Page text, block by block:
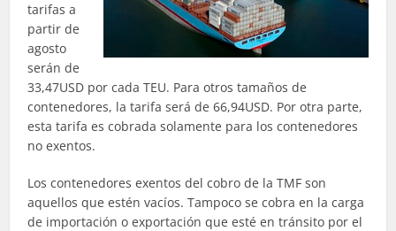
tarifas a
partir de
agosto
serán de
33,47USD por cada TEU. Para otros tamaños de
contenedores, la tarifa será de 66,94USD. Por otra parte,
esta tarifa es cobrada solamente para los contenedores
no exentos.
Los contenedores exentos del cobro de la TMF son
aquellos que estén vacíos. Tampoco se cobra en la carga
de importación o exportación que esté en tránsito por el